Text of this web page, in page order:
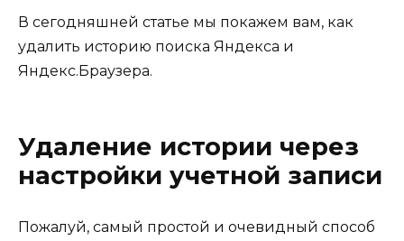
В сегодняшней статье мы покажем вам, как
удалить историю поиска Яндекса и
Яндекс.Браузера.
Удаление истории через
настройки учетной записи
Пожалуй, самый простой и очевидный способ